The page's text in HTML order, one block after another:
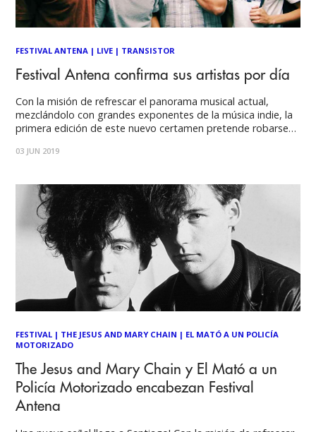
FESTIVAL ANTENA | LIVE | TRANSISTOR
Festival Antena confirma sus artistas por día
Con la misión de refrescar el panorama musical actual,
mezclándolo con grandes exponentes de la música indie, la
primera edición de este nuevo certamen pretende robarse
ocupando a Teatro Coliseo como centros de operaciones.
03 JUN 2019
FESTIVAL | THE JESUS AND MARY CHAIN | EL MATÓ A UN POLICÍA
MOTORIZADO
The Jesus and Mary Chain y El Mató a un
Policía Motorizado encabezan Festival
Antena